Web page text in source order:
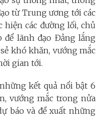
từ Trung ương tới các
các đường lối, chủ
lãnh đạo Đảng lắng
khó khăn, vướng mắc
gian tới.
kết quả nổi bật 6
vướng mắc trong nửa
báo và đề xuất những